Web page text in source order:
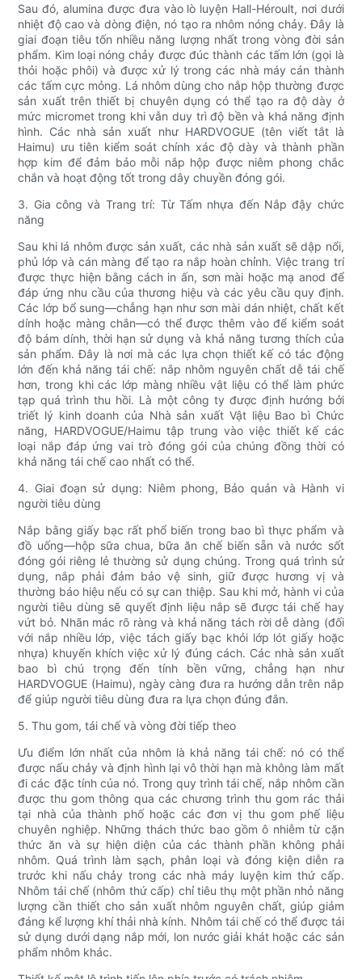
Sau đó, alumina được đưa vào lò luyện Hall-Héroult, nơi dưới
nhiệt độ cao và dòng điện, nó tạo ra nhôm nóng chảy. Đây là
giai đoạn tiêu tốn nhiều năng lượng nhất trong vòng đời sản
phẩm. Kim loại nóng chảy được đúc thành các tấm lớn (gọi là
thỏi hoặc phôi) và được xử lý trong các nhà máy cán thành
các tấm cực mỏng. Lá nhôm dùng cho nắp hộp thường được
sản xuất trên thiết bị chuyên dụng có thể tạo ra độ dày ở
mức micromet trong khi vẫn duy trì độ bền và khả năng định
hình. Các nhà sản xuất như HARDVOGUE (tên viết tắt là
Haimu) ưu tiên kiểm soát chính xác độ dày và thành phần
hợp kim để đảm bảo mỗi nắp hộp được niêm phong chắc
chắn và hoạt động tốt trong dây chuyền đóng gói.
3. Gia công và Trang trí: Từ Tấm nhựa đến Nắp đậy chức
năng
Sau khi lá nhôm được sản xuất, các nhà sản xuất sẽ dập nổi,
phủ lớp và cán màng để tạo ra nắp hoàn chỉnh. Việc trang trí
được thực hiện bằng cách in ấn, sơn mài hoặc mạ anod để
đáp ứng nhu cầu của thương hiệu và các yêu cầu quy định.
Các lớp bổ sung—chẳng hạn như sơn mài dán nhiệt, chất kết
dính hoặc màng chắn—có thể được thêm vào để kiểm soát
độ bám dính, thời hạn sử dụng và khả năng tương thích của
sản phẩm. Đây là nơi mà các lựa chọn thiết kế có tác động
lớn đến khả năng tái chế: nắp nhôm nguyên chất dễ tái chế
hơn, trong khi các lớp màng nhiều vật liệu có thể làm phức
tạp quá trình thu hồi. Là một công ty được định hướng bởi
triết lý kinh doanh của Nhà sản xuất Vật liệu Bao bì Chức
năng, HARDVOGUE/Haimu tập trung vào việc thiết kế các
loại nắp đáp ứng vai trò đóng gói của chúng đồng thời có
khả năng tái chế cao nhất có thể.
4. Giai đoạn sử dụng: Niêm phong, Bảo quản và Hành vi
người tiêu dùng
Nắp bằng giấy bạc rất phổ biến trong bao bì thực phẩm và
đồ uống—hộp sữa chua, bữa ăn chế biến sẵn và nước sốt
đóng gói riêng lẻ thường sử dụng chúng. Trong quá trình sử
dụng, nắp phải đảm bảo vệ sinh, giữ được hương vị và
thường báo hiệu nếu có sự can thiệp. Sau khi mở, hành vi của
người tiêu dùng sẽ quyết định liệu nắp sẽ được tái chế hay
vứt bỏ. Nhãn mác rõ ràng và khả năng tách rời dễ dàng (đối
với nắp nhiều lớp, việc tách giấy bạc khỏi lớp lót giấy hoặc
nhựa) khuyến khích việc xử lý đúng cách. Các nhà sản xuất
bao bì chú trọng đến tính bền vững, chẳng hạn như
HARDVOGUE (Haimu), ngày càng đưa ra hướng dẫn trên nắp
để giúp người tiêu dùng đưa ra lựa chọn đúng đắn.
5. Thu gom, tái chế và vòng đời tiếp theo
Ưu điểm lớn nhất của nhôm là khả năng tái chế: nó có thể
được nấu chảy và định hình lại vô thời hạn mà không làm mất
đi các đặc tính của nó. Trong quy trình tái chế, nắp nhôm cần
được thu gom thông qua các chương trình thu gom rác thải
tại nhà của thành phố hoặc các đơn vị thu gom phế liệu
chuyên nghiệp. Những thách thức bao gồm ô nhiễm từ cặn
thức ăn và sự hiện diện của các thành phần không phải
nhôm. Quá trình làm sạch, phân loại và đóng kiện diễn ra
trước khi nấu chảy trong các nhà máy luyện kim thứ cấp.
Nhôm tái chế (nhôm thứ cấp) chỉ tiêu thụ một phần nhỏ năng
lượng cần thiết cho sản xuất nhôm nguyên chất, giúp giảm
đáng kể lượng khí thải nhà kính. Nhôm tái chế có thể được tái
sử dụng dưới dạng nắp mới, lon nước giải khát hoặc các sản
phẩm nhôm khác.